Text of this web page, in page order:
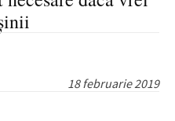
18 februarie 2019